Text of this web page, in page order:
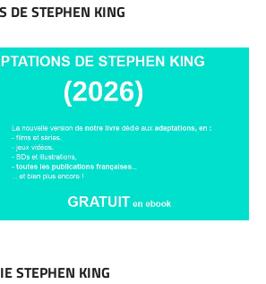
DE STEPHEN KING
STEPHEN KING